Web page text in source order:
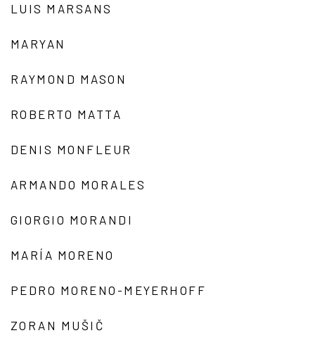
LUIS MARSANS
MARYAN
RAYMOND MASON
ROBERTO MATTA
DENIS MONFLEUR
ARMANDO MORALES
GIORGIO MORANDI
MARÍA MORENO
PEDRO MORENO-MEYERHOFF
ZORAN MUŠIČ